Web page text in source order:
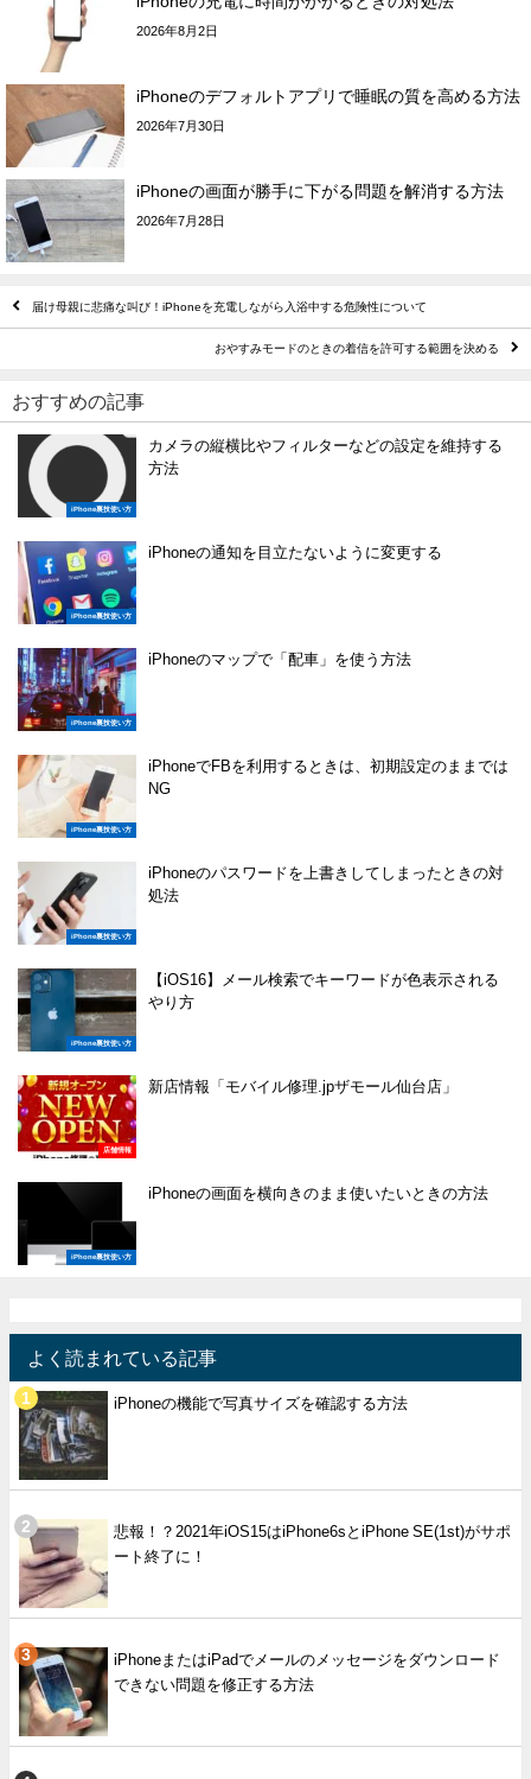
2026年8月2日
iPhoneのデフォルトアプリで睡眠の質を高める方法
2026年7月30日
iPhoneの画面が勝手に下がる問題を解消する方法
2026年7月28日
届け母親に悲痛な叫び！iPhoneを充電しながら入浴中する危険性について
おやすみモードのときの着信を許可する範囲を決める
おすすめの記事
iPhone裏技使い方
カメラの縦横比やフィルターなどの設定を維持する
方法
iPhone裏技使い方
iPhoneの通知を目立たないように変更する
iPhone裏技使い方
iPhoneのマップで「配車」を使う方法
iPhone裏技使い方
iPhoneでFBを利用するときは、初期設定のままでは
NG
iPhone裏技使い方
iPhoneのパスワードを上書きしてしまったときの対
処法
iPhone裏技使い方
【iOS16】メール検索でキーワードが色表示される
やり方
店舗情報
新店情報「モバイル修理.jpザモール仙台店」
iPhone裏技使い方
iPhoneの画面を横向きのまま使いたいときの方法
よく読まれている記事
iPhoneの機能で写真サイズを確認する方法
悲報！？2021年iOS15はiPhone6sとiPhone SE(1st)がサポ
ート終了に！
iPhoneまたはiPadでメールのメッセージをダウンロード
できない問題を修正する方法